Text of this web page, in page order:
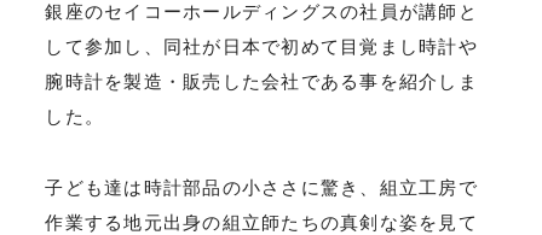
銀座のセイコーホールディングスの社員が講師と
して参加し、同社が日本で初めて目覚まし時計や
腕時計を製造・販売した会社である事を紹介しま
した。
子ども達は時計部品の小ささに驚き、組立工房で
作業する地元出身の組立師たちの真剣な姿を見て